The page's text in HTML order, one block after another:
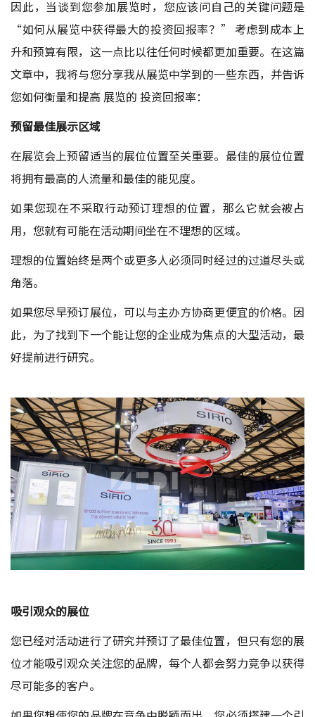
因此，当谈到您参加展览时，您应该问自己的关键问题是
“如何从展览中获得最大的投资回报率？” 考虑到成本上
升和预算有限，这一点比以往任何时候都更加重要。在这篇
文章中，我将与您分享我从展览中学到的一些东西，并告诉
您如何衡量和提高 展览的 投资回报率：
预留最佳展示区域
在展览会上预留适当的展位位置至关重要。最佳的展位位置
将拥有最高的人流量和最佳的能见度。
如果您现在不采取行动预订理想的位置，那么它就会被占
用，您就有可能在活动期间坐在不理想的区域。
理想的位置始终是两个或更多人必须同时经过的过道尽头或
角落。
如果您尽早预订展位，可以与主办方协商更便宜的价格。因
此，为了找到下一个能让您的企业成为焦点的大型活动，最
好提前进行研究。
吸引观众的展位
您已经对活动进行了研究并预订了最佳位置，但只有您的展
位才能吸引观众关注您的品牌，每个人都会努力竞争以获得
尽可能多的客户。